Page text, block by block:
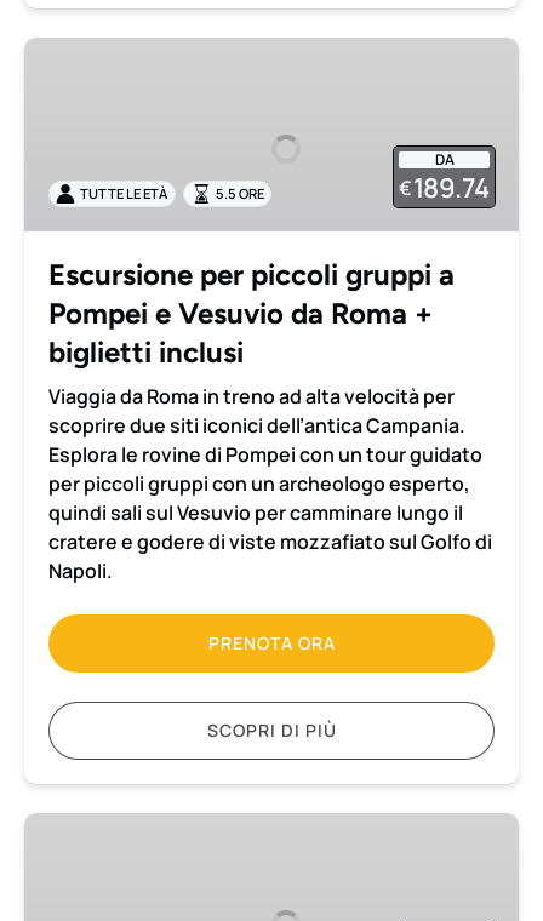
Escursione
Pompei
e
Roma
biglietti
inclusi
DA
€189.74
TUTTE LE ETÀ 5.5 ORE
Escursione per piccoli gruppi a
Pompei e Vesuvio da Roma +
biglietti inclusi
Viaggia da Roma in treno ad alta velocità per
scoprire due siti iconici dell’antica Campania.
Esplora le rovine di Pompei con un tour guidato
per piccoli gruppi con un archeologo esperto,
quindi sali sul Vesuvio per camminare lungo il
cratere e godere di viste mozzafiato sul Golfo di
Napoli.
PRENOTA ORA
SCOPRI DI PIÙ
Escursione